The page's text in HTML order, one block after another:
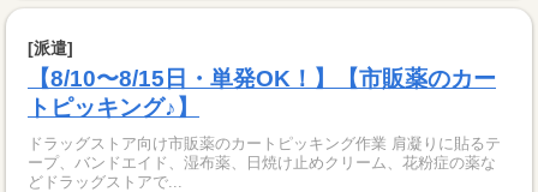
[派遣]
【8/10〜8/15日・単発OK！】【市販薬のカー
トピッキング♪】
ドラッグストア向け市販薬のカートピッキング作業 肩凝りに貼るテ
ープ、バンドエイド、湿布薬、日焼け止めクリーム、花粉症の薬な
どドラッグストアで...